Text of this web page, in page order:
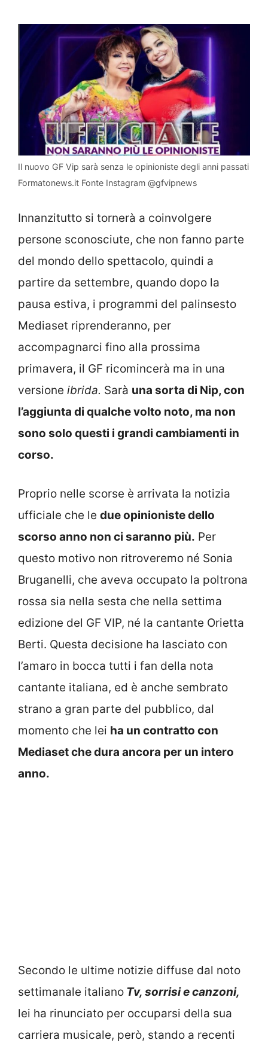
Il nuovo GF Vip sarà senza le opinioniste degli anni passati
Formatonews.it Fonte Instagram @gfvipnews
Innanzitutto si tornerà a coinvolgere
persone sconosciute, che non fanno parte
del mondo dello spettacolo, quindi a
partire da settembre, quando dopo la
pausa estiva, i programmi del palinsesto
Mediaset riprenderanno, per
accompagnarci fino alla prossima
primavera, il GF ricomincerà ma in una
versione ibrida. Sarà una sorta di Nip, con
l’aggiunta di qualche volto noto, ma non
sono solo questi i grandi cambiamenti in
corso.
Proprio nelle scorse è arrivata la notizia
ufficiale che le due opinioniste dello
scorso anno non ci saranno più. Per
questo motivo non ritroveremo né Sonia
Bruganelli, che aveva occupato la poltrona
rossa sia nella sesta che nella settima
edizione del GF VIP, né la cantante Orietta
Berti. Questa decisione ha lasciato con
l’amaro in bocca tutti i fan della nota
cantante italiana, ed è anche sembrato
strano a gran parte del pubblico, dal
momento che lei ha un contratto con
Mediaset che dura ancora per un intero
anno.
Secondo le ultime notizie diffuse dal noto
settimanale italiano Tv, sorrisi e canzoni,
lei ha rinunciato per occuparsi della sua
carriera musicale, però, stando a recenti